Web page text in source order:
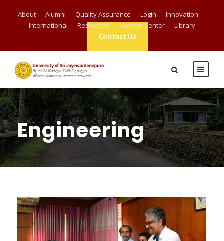
About Alumni Quality Assurance Login
Innovation
International
Resources Medical Center
Library
Contact Us
Engineering